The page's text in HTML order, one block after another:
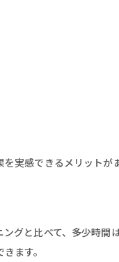
実感できるメリットが
グと比べて、多少時間
ます。